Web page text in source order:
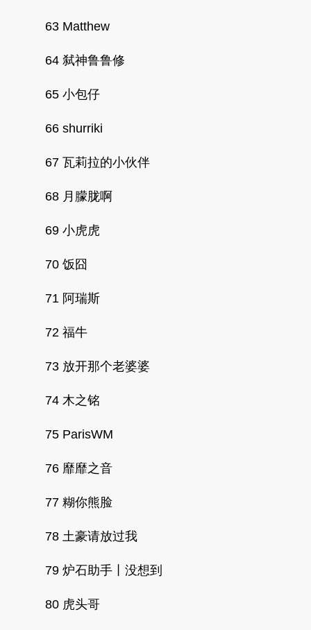
63 Matthew
64 弑神鲁鲁修
65 小包仔
66 shurriki
67 瓦莉拉的小伙伴
68 月朦胧啊
69 小虎虎
70 饭囧
71 阿瑞斯
72 福牛
73 放开那个老婆婆
74 木之铭
75 ParisWM
76 靡靡之音
77 糊你熊脸
78 土豪请放过我
79 炉石助手丨没想到
80 虎头哥